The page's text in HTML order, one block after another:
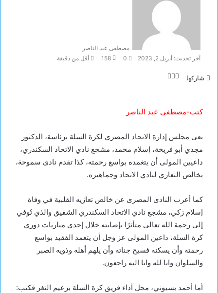
مصطفى عبد الناصر
آخر تحديث: أبريل 2, 2023 0
158 أقل من دقيقة
شاركها
كتب-مصطفى عبد الناصر
نعى مجلس إدارة الاتحاد المصري لكرة السلة برئاسة، الدكتور
مجدي أبو فريخة، إسلام محمد، مشجع نادي الاتحاد السكندري،
داعيين المولى أن يتغمده بواسع رحمته، كذا تقدم نادى سموحة،
بخالص التعازي لنادي الاتحاد وجماهيره.
كما أعرب النادى المصرى عن خالص تعازيه القلبية في وفاة
إسلام زكي، مشجع نادي الاتحاد السكندري الشقيق والذي تُوفي
إلى رحمة الله تعالى متأثرًا بإصابته خلال إحدى مباريات دوري
كرة السلة، داعين المولى عز وجل أن يتغمد الفقيد بواسع
رحمته وأن يسكنه فسيح جناته وأن يلهم أهله وذويه الصبر
والسلوان وانا لله وانا اليه راجعون.
أما أحمد بسيوني، محل آداء فريق كرة السلة بزعيم الثغر فكتب: